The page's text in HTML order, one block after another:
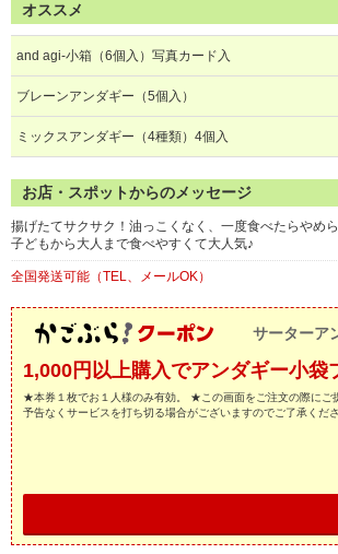
オススメ
and agi-小箱（6個入）写真カード入
ブレーンアンダギー（5個入）
ミックスアンダギー（4種類）4個入
お店・スポットからのメッセージ
揚げたてサクサク！油っこくなく、一度食べたらやめ
子どもから大人まで食べやすくて大人気♪
全国発送可能（TEL、メールOK）
サーターア
1,000円以上購入でアンダギー小袋
★本券１枚でお１人様のみ有効。 ★この画面をご注文の際に
予告なくサービスを打ち切る場合がございますのでご了承くださ